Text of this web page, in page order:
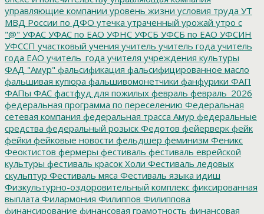
управляющие компании уровень жизни условия труда УТ
МВД России по ДФО утечка утраченный урожай утро с
"@" УФАС УФАС по ЕАО УФНС УФСБ УФСБ по ЕАО УФСИН
УФССП участковый учения учитель учитель года учитель
года ЕАО учитель_года учителя учреждения культуры
ФАД "Амур" фальсификация фальсифицированное масло
фальшивая купюра фальшивомонетчики фанфурики ФАП
ФАПы ФАС фастфуд для пожилых февраль февраль_2026
федеральная программа по переселению Федеральная
сетевая компания федеральная трасса Амур федеральные
средства федеральный розыск Федотов фейерверк фейк
фейки фейковые новости фельдшер феминизм Феникс
Феоктистов фермеры фестиваль фестиваль еврейской
культуры фестиваль красок Холи Фестиваль ледовых
скульптур Фестиваль мяса Фестиваль языка идиш
Физкультурно-оздоровительный комплекс фиксированная
выплата Филармония Филиппов Филиппова
финансирование финансовая грамотность финансовая